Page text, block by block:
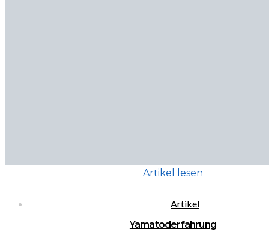
Artikel lesen
Artikel
Yamatoderfahrung